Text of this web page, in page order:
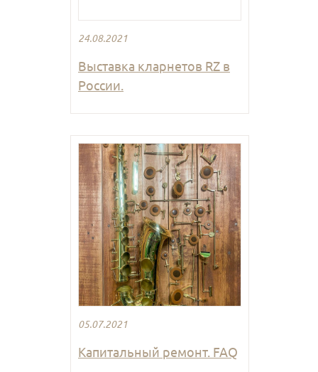
24.08.2021
Выставка кларнетов RZ в
России.
05.07.2021
Капитальный ремонт. FAQ